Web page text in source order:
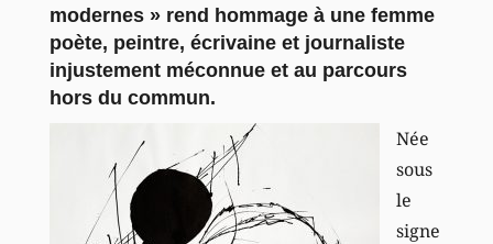
modernes » rend hommage à une femme
poète, peintre, écrivaine et journaliste
injustement méconnue et au parcours
hors du commun.
Née
sous
le
signe